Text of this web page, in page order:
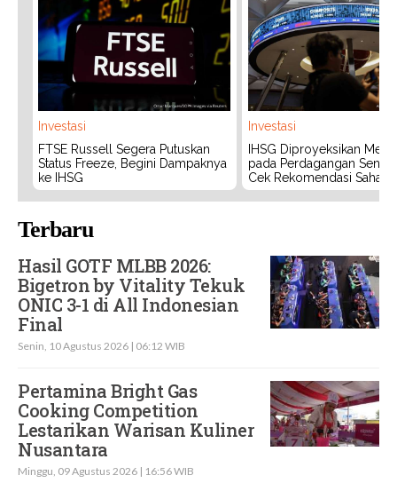
Investasi
FTSE Russell Segera Putuskan
Status Freeze, Begini Dampaknya
ke IHSG
Investasi
IHSG Diproyeksikan
pada Perdagangan Senin
Cek Rekomendasi
Terbaru
Hasil GOTF MLBB 2026:
Bigetron by Vitality Tekuk
ONIC 3-1 di All Indonesian
Final
Senin, 10 Agustus 2026 | 06:12 WIB
Pertamina Bright Gas
Cooking Competition
Lestarikan Warisan Kuliner
Nusantara
Minggu, 09 Agustus 2026 | 16:56 WIB